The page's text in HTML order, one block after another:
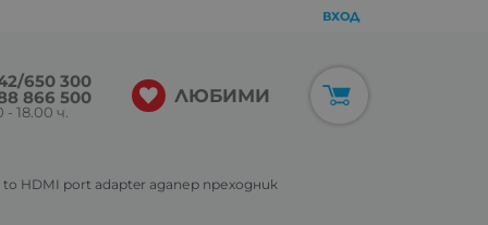
ВХОД
650 300
866 500
- 18.00 ч.
ЛЮБИМИ
HDMI port adapter адапер преходник